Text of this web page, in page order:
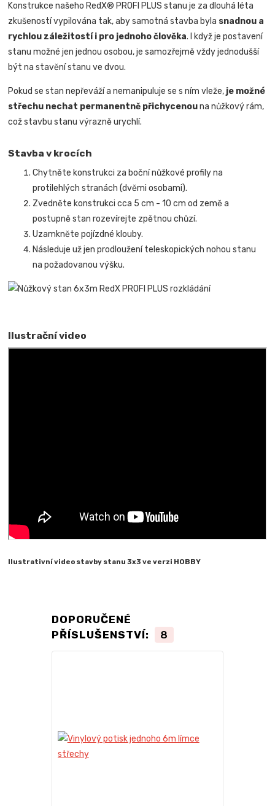
Konstrukce našeho RedX® PROFI PLUS stanu je za dlouhá léta
zkušeností vypilována tak, aby samotná stavba byla snadnou a
rychlou záležitostí i pro jednoho člověka.
I když je postavení
stanu možné jen jednou osobou, je samozřejmě vždy jednodušší
být na stavění stanu ve dvou.
Pokud se stan nepřeváží a nemanipuluje se s ním vleže, je možné
střechu nechat permanentně přichycenouna nůžkový rám,
což stavbu stanu výrazně urychlí.
Stavba v krocích
Chytněte konstrukci za boční nůžkové profily na
protilehlých stranách (dvěmi osobami).
Zvedněte konstrukci cca 5 cm - 10 cm od země a
postupně stan rozevírejte zpětnou chůzí.
Uzamkněte pojízdné klouby.
Následuje už jen prodloužení teleskopických nohou stanu
na požadovanou výšku.
Ilustrační video
Ilustrativní video stavby stanu 3x3 ve verzi HOBBY
DOPORUČENÉ
PŘÍSLUŠENSTVÍ:
8